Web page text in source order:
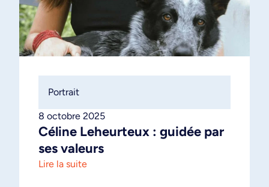
8 octobre 2025
Portrait
Céline Leheurteux : guidée par
ses valeurs
Lire la suite